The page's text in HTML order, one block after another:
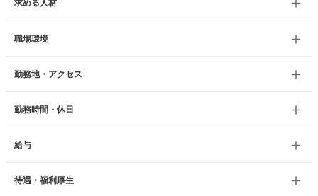
求める人材
職場環境
勤務地・アクセス
勤務時間・休日
給与
待遇・福利厚生